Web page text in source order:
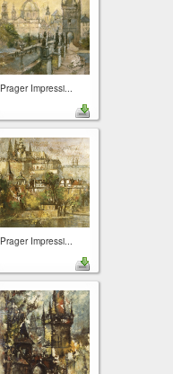
Prager Impressi...
Prager Impressi...